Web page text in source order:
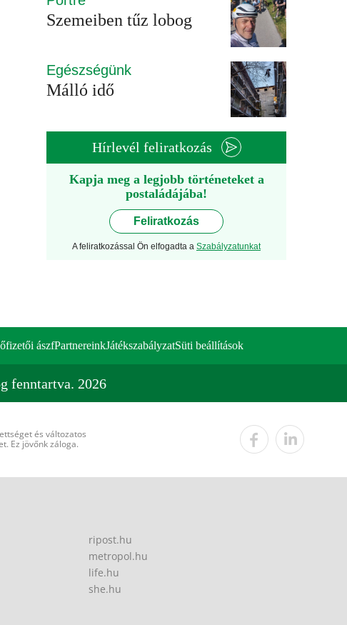
Szemeiben tűz lobog
Egészségünk
Málló idő
Hírlevél feliratkozás
Kapja meg a legjobb történeteket a
postaládájába!
Feliratkozás
A feliratkozással Ön elfogadta a Szabályzatunkat
ászfPartnereinkJátékszabályzatSüti beállítások
fenntartva. 2026
és változatos
Ez jövőnk záloga.
ripost.hu
metropol.hu
life.hu
she.hu